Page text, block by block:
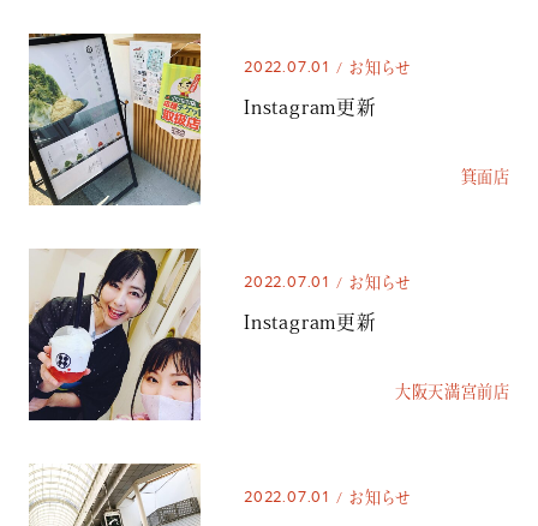
2022.07.01 お知らせ
Instagram更新
箕面店
2022.07.01 お知らせ
Instagram更新
大阪天満宮前店
2022.07.01 お知らせ